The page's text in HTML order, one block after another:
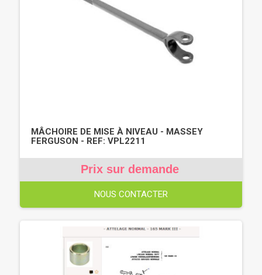
MÂCHOIRE DE MISE À NIVEAU - MASSEY
FERGUSON - REF: VPL2211
Prix sur demande
NOUS CONTACTER